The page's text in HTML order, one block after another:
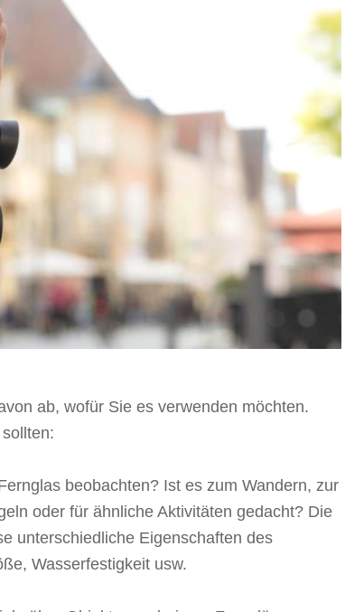
ab, wofür Sie es verwenden möchten.
beobachten? Ist es zum Wandern, zur
oder für ähnliche Aktivitäten gedacht? Die
unterschiedliche Eigenschaften des
Wasserfestigkeit usw.